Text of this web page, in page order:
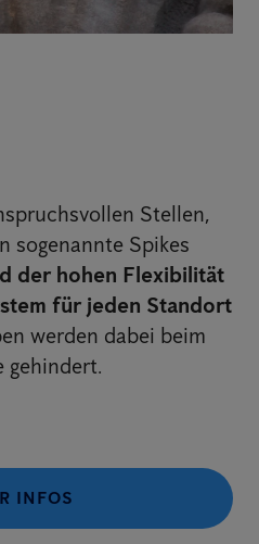
Stellen,
sogenannte Spikes
der hohen Flexibilität
für jeden Standort
werden dabei beim
gehindert.
INFOS